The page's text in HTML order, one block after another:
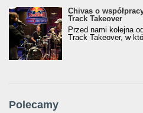
Chivas o
Track Takeover
Przed nami kolejna
Track Takeover, w
Polecamy